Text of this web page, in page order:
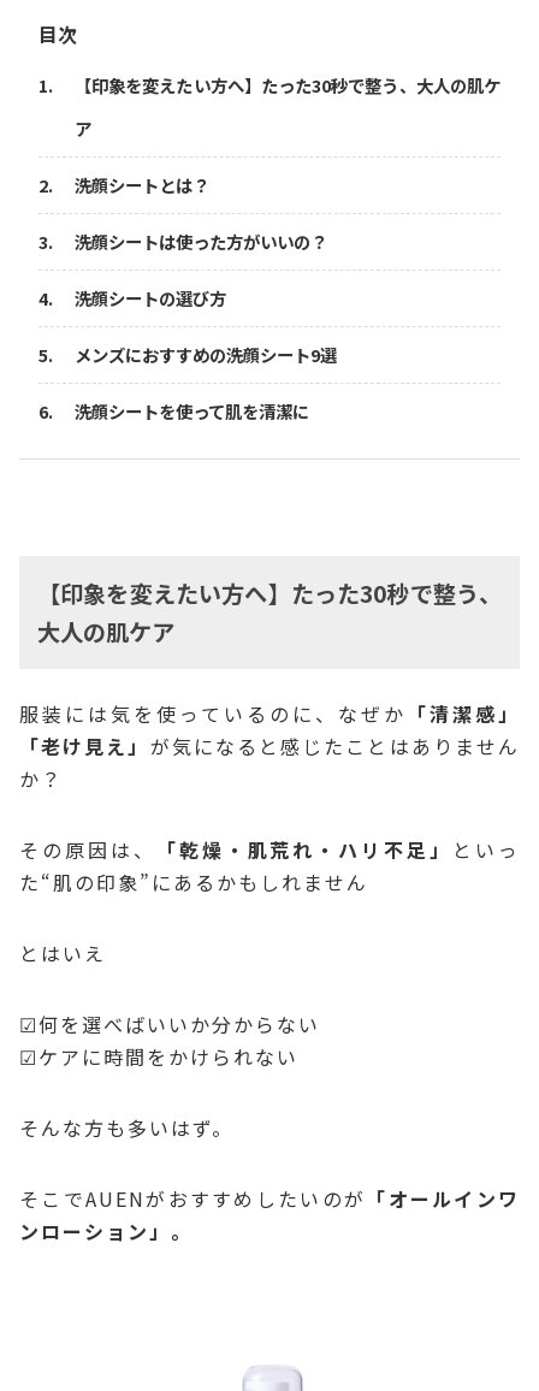
目次
【印象を変えたい方へ】たった30秒で整う、大人の肌ケ
ア
洗顔シートとは？
洗顔シートは使った方がいいの？
洗顔シートの選び方
メンズにおすすめの洗顔シート9選
洗顔シートを使って肌を清潔に
【印象を変えたい方へ】たった30秒で整う、
大人の肌ケア
服装には気を使っているのに、なぜか 「清潔感」
「老け見え」 が気になると感じたことはありません
か？
その原因は、 「乾燥・肌荒れ・ハリ不足」
といっ
た“肌の印象”にあるかもしれません
とはいえ
☑何を選べばいいか分からない
☑ケアに時間をかけられない
そんな方も多いはず。
そこでAUENがおすすめしたいのが 「オールインワ
ンローション」。